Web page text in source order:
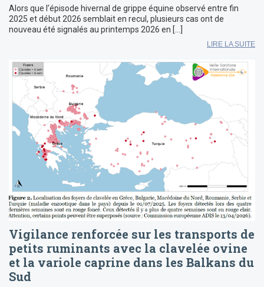
Alors que l’épisode hivernal de grippe équine observé entre fin
2025 et début 2026 semblait en recul, plusieurs cas ont de
nouveau été signalés au printemps 2026 en […]
LIRE LA SUITE
Vigilance renforcée sur les transports de
petits ruminants avec la clavelée ovine
et la variole caprine dans les Balkans du
Sud